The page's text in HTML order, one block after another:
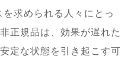
求められる人々にとっ
正規品は、効果が遅れた
定な状態を引き起こす可